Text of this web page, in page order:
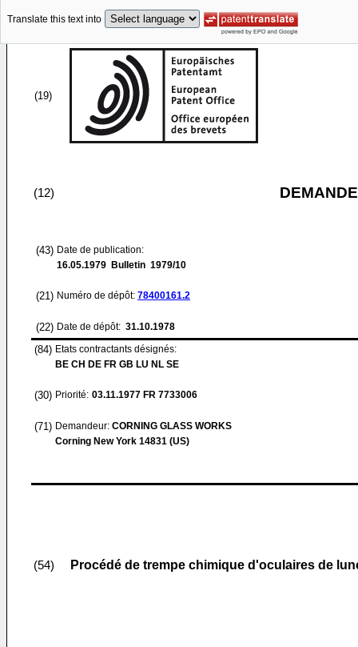
Translate this text into
(19)
(12)
(43) Date de publication:
16.05.1979 Bulletin 1979/10
(21) Numéro de dépôt: 78400161.2
(22) Date de dépôt: 31.10.1978
(84) Etats contractants désignés:
BE CH DE FR GB LU NL SE
(30) Priorité: 03.11.1977 FR 7733006
(71) Demandeur: CORNING GLASS WORKS
Corning New York 14831 (US)
(54) Procédé de trempe chimique d'oculaires de